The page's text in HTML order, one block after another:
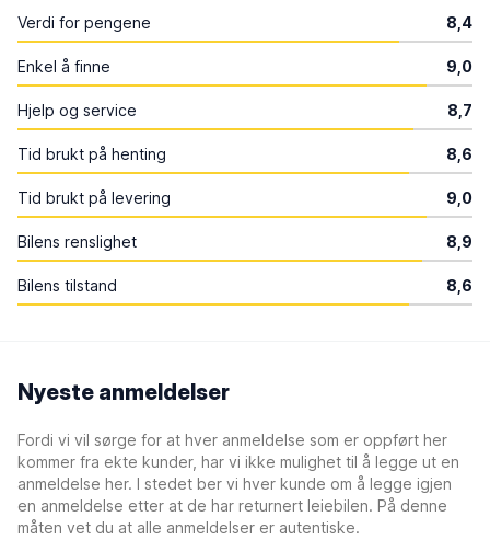
Verdi for pengene 8,4
Enkel å finne 9,0
Hjelp og service 8,7
Tid brukt på henting 8,6
Tid brukt på levering 9,0
Bilens renslighet 8,9
Bilens tilstand 8,6
Nyeste anmeldelser
Fordi vi vil sørge for at hver anmeldelse som er oppført her
kommer fra ekte kunder, har vi ikke mulighet til å legge ut en
anmeldelse her. I stedet ber vi hver kunde om å legge igjen
en anmeldelse etter at de har returnert leiebilen. På denne
måten vet du at alle anmeldelser er autentiske.